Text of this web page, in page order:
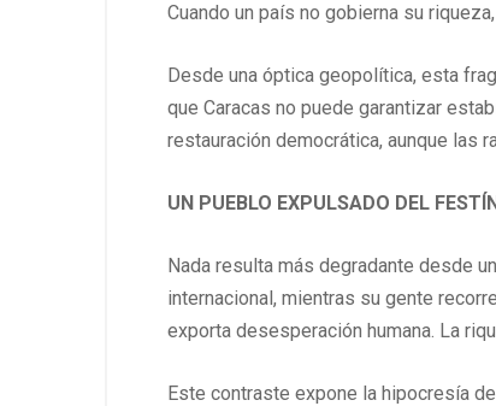
Cuando un país no gobierna su
Desde una óptica geopolítica, esta
que Caracas no puede garantizar
restauración democrática, aunque las
UN PUEBLO EXPULSADO DEL
Nada resulta más degradante desde
internacional, mientras su gente
exporta desesperación humana. La
Este contraste expone la hipocresía